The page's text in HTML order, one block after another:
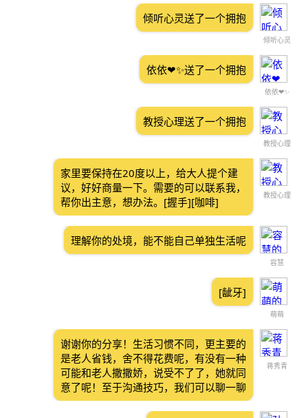
倾听心灵
倾听心灵送了一个拥抱
依依❤✨
依依❤✨送了一个拥抱
教授心理
教授心理送了一个拥抱
教授心理
家里要保持在20度以上，给大人提个建
议，好好商量一下。需要的可以联系我，
帮你出主意，想办法。[握手][咖啡]
容慧
理解你的处境，能不能自己单独生活呢
萌萌
[龇牙]
蒋秀青
谢谢你的分享！生活习惯不同，更主要的
是老人省钱，舍不得花费呢，有没有一种
可能和老人撒撒娇，说受不了了，她就同
意了呢！至于沟通技巧，我们可以聊一聊